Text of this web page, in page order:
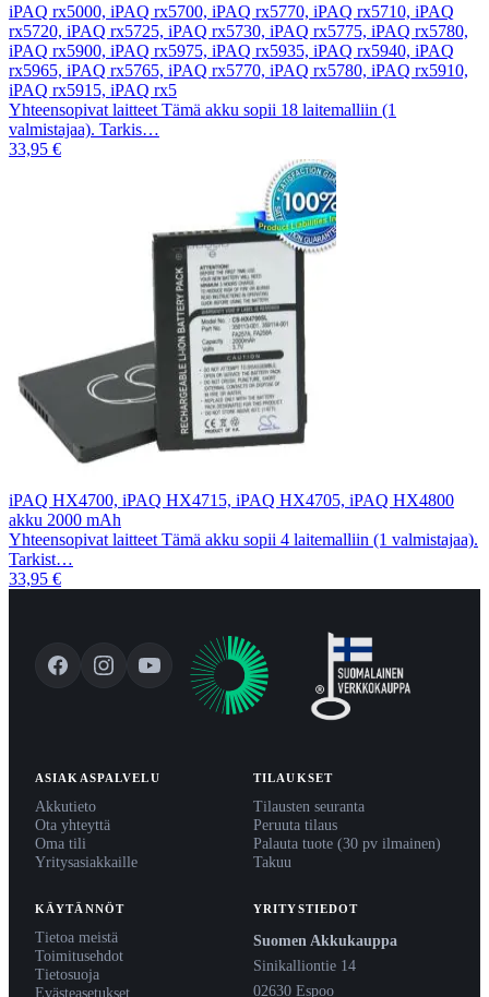
iPAQ rx5000, iPAQ rx5700, iPAQ rx5770, iPAQ rx5710, iPAQ
rx5720, iPAQ rx5725, iPAQ rx5730, iPAQ rx5775, iPAQ rx5780,
iPAQ rx5900, iPAQ rx5975, iPAQ rx5935, iPAQ rx5940, iPAQ
rx5965, iPAQ rx5765, iPAQ rx5770, iPAQ rx5780, iPAQ rx5910,
iPAQ rx5915, iPAQ rx5
Yhteensopivat laitteet Tämä akku sopii 18 laitemalliin (1
valmistajaa). Tarkis…
33,95 €
iPAQ HX4700, iPAQ HX4715, iPAQ HX4705, iPAQ HX4800
akku 2000 mAh
Yhteensopivat laitteet Tämä akku sopii 4 laitemalliin (1 valmistajaa).
Tarkist…
33,95 €
ASIAKASPALVELU
Akkutieto
Ota yhteyttä
Oma tili
Yritysasiakkaille
TILAUKSET
Tilausten seuranta
Peruuta tilaus
Palauta tuote (30 pv ilmainen)
Takuu
KÄYTÄNNÖT
Tietoa meistä
Toimitusehdot
Tietosuoja
Evästeasetukset
YRITYSTIEDOT
Suomen Akkukauppa
Sinikalliontie 14
02630 Espoo